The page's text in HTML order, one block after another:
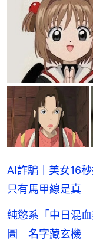
AI詐騙｜美女16
只有馬甲線是真
純慾系「中日混
圖 名字藏玄機